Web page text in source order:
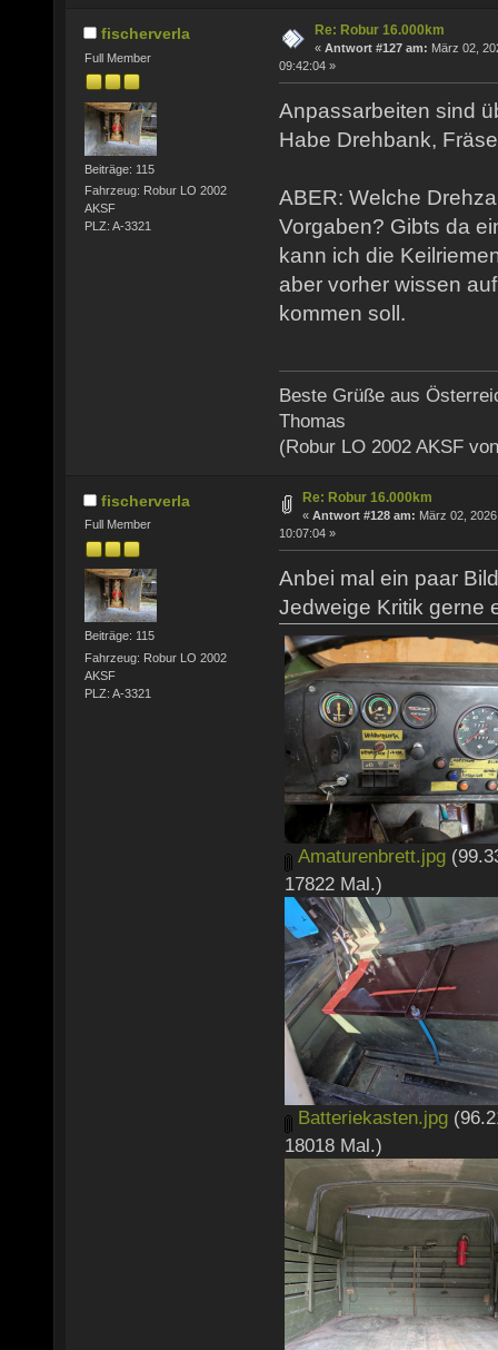
fischerverla
Full Member
Beiträge: 115
Fahrzeug: Robur LO 2002
AKSF
PLZ: A-3321
Re: Robur 16.000km
« Antwort #127 am: März 02,
09:42:04 »
Anpassarbeiten sind
Habe Drehbank,
ABER: Welche
Vorgaben? Gibts da
kann ich die
aber vorher wissen
kommen soll.
Beste Grüße aus
Thomas
(Robur LO 2002 AKSF
fischerverla
Full Member
Beiträge: 115
Fahrzeug: Robur LO 2002
AKSF
PLZ: A-3321
Re: Robur 16.000km
« Antwort #128 am: März 02,
10:07:04 »
Anbei mal ein paar
Jedweige Kritik gerne
Amaturenbrett.jpg
17822 Mal.)
Batteriekasten.jpg
18018 Mal.)